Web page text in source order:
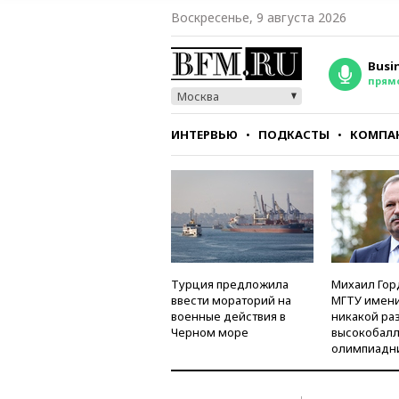
Воскресенье, 9 августа 2026
Москва
ИНТЕРВЬЮ ПОДКАСТЫ
СТИЛЬ ТЕСТЫ
Турция предложила
ввести мораторий на
военные действия в
Черном море
Михаил
МГТУ
никакой